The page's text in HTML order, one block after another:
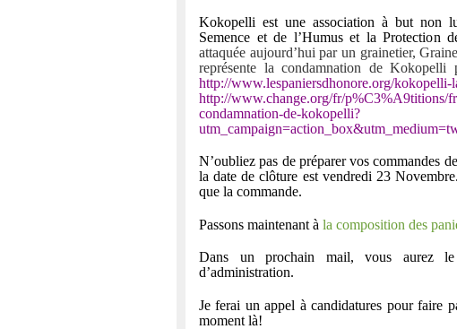
Kokopelli est une association à but
Semence et de l’Humus et la Protection
attaquée aujourd’hui par un grainetier,
représente la condamnation de Kokopelli
http://www.lespaniersdhonore.org/kokopelli-
http://www.change.org/fr/p%C3%A9titions/
condamnation-de-kokopelli?
N’oubliez pas de préparer vos commandes
la date de clôture est vendredi 23
que la commande.
Passons maintenant à la composition des
Dans un prochain mail, vous aurez le
d’administration.
Je ferai un appel à candidatures pour faire
moment là!